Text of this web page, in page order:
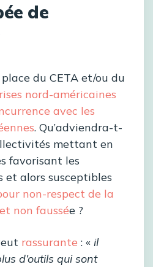
de
du CETA et/ou du
nord-américaines
avec les
. Qu’adviendra-t-
mettant en
favorisant les
et alors susceptibles
non-respect de la
non faussée ?
rassurante : « il
d’outils qui sont